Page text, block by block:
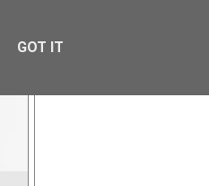
GOT IT